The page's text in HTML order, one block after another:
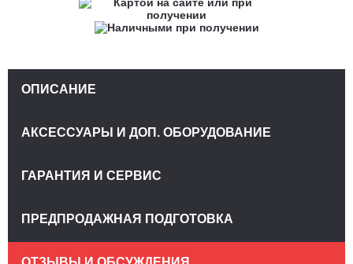
ОПИСАНИЕ
АКСЕССУАРЫ И ДОП. ОБОРУДОВАНИЕ
ГАРАНТИЯ И СЕРВИС
ПРЕДПРОДАЖНАЯ ПОДГОТОВКА